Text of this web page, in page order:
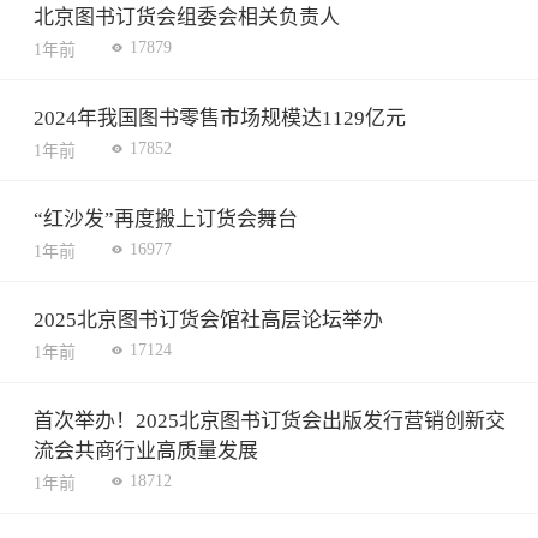
北京图书订货会组委会相关负责人
1年前 17879
2024年我国图书零售市场规模达1129亿元
1年前 17852
“红沙发”再度搬上订货会舞台
1年前 16977
2025北京图书订货会馆社高层论坛举办
1年前 17124
首次举办！2025北京图书订货会出版发行营销创新交
流会共商行业高质量发展
1年前 18712